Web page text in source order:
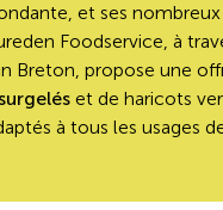
et ses
Foodservice, à
Breton, propose une
et de haricots
à tous les usages